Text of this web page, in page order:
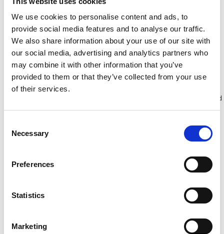
We use cookies to personalise content and ads, to
provide social media features and to analyse our traffic.
We also share information about your use of our site with
our social media, advertising and analytics partners who
may combine it with other information that you’ve
provided to them or that they’ve collected from your use
of their services.
Selection
Necessary
Preferences
Statistics
Marketing
€1.022,00 €1.069,00
Excl. Btw
€1.499,00 €1.850,28
Excl. Btw
Bekijk product
Gratis verzending in Nederland